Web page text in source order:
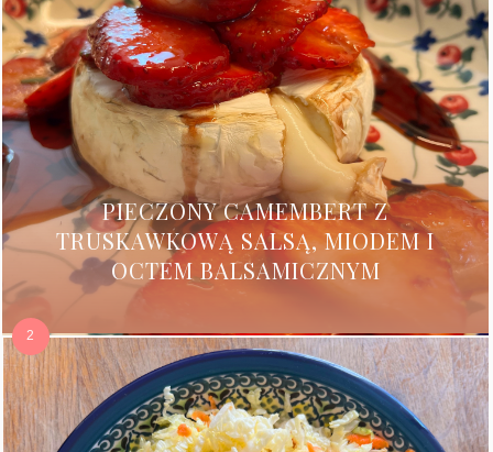
PIECZONY CAMEMBERT Z
TRUSKAWKOWĄ SALSĄ, MIODEM I
OCTEM BALSAMICZNYM